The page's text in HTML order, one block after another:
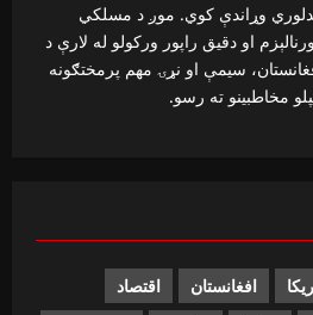
وړاندې کوي. موږ د مسلکي
او دقیق راپور ورکولو له لارې د
سیمې او نړۍ مهم پرمختګونه
مخاطبینو ته رسو.
افغانستان اقتصاد